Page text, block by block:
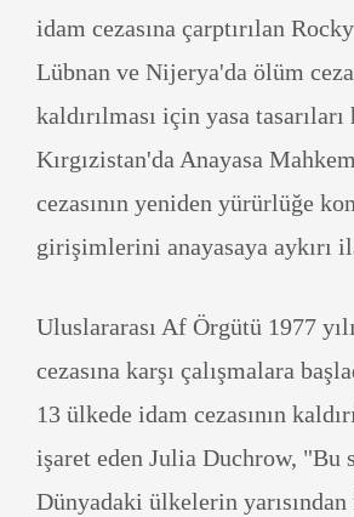
idam cezasına çarptırılan
Lübnan ve Nijerya'da ölüm
kaldırılması için yasa tasarıları
Kırgızistan'da Anayasa
cezasının yeniden yürürlüğe
girişimlerini anayasaya aykırı
Uluslararası Af Örgütü 1977
cezasına karşı çalışmalara
13 ülkede idam cezasının
işaret eden Julia Duchrow, "Bu
Dünyadaki ülkelerin yarısından